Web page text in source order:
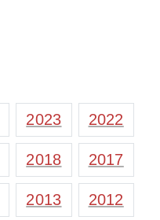
2023 2022
2018 2017
2013 2012